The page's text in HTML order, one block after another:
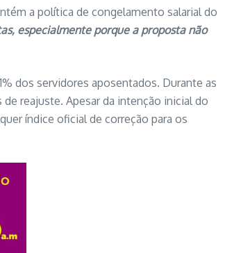
a política de congelamento salarial do
especialmente porque a proposta não
dos servidores aposentados. Durante as
reajuste. Apesar da intenção inicial do
índice oficial de correção para os